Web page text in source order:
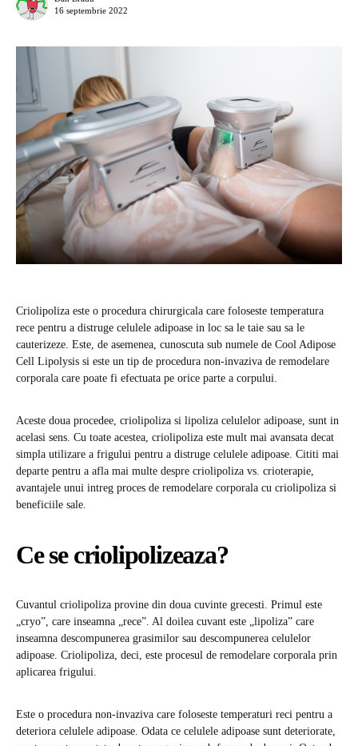
16 septembrie 2022
Criolipoliza este o procedura chirurgicala care foloseste temperatura
rece pentru a distruge celulele adipoase in loc sa le taie sau sa le
cauterizeze. Este, de asemenea, cunoscuta sub numele de Cool Adipose
Cell Lipolysis si este un tip de procedura non-invaziva de remodelare
corporala care poate fi efectuata pe orice parte a corpului.
Aceste doua procedee, criolipoliza si lipoliza celulelor adipoase, sunt in
acelasi sens. Cu toate acestea, criolipoliza este mult mai avansata decat
simpla utilizare a frigului pentru a distruge celulele adipoase. Cititi mai
departe pentru a afla mai multe despre criolipoliza vs. crioterapie,
avantajele unui intreg proces de remodelare corporala cu criolipoliza si
beneficiile sale.
Ce se criolipolizeaza?
Cuvantul criolipoliza provine din doua cuvinte grecesti. Primul este
„cryo”, care inseamna „rece”. Al doilea cuvant este „lipoliza” care
inseamna descompunerea grasimilor sau descompunerea celulelor
adipoase. Criolipoliza, deci, este procesul de remodelare corporala prin
aplicarea frigului.
Este o procedura non-invaziva care foloseste temperaturi reci pentru a
deteriora celulele adipoase. Odata ce celulele adipoase sunt deteriorate,